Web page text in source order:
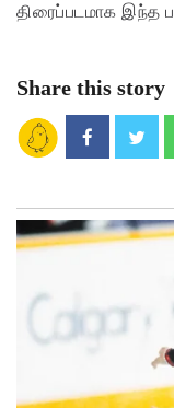
திரைப்படமாக இந்த
Share this story